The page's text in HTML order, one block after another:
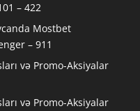
– 422
Mostbet
– 911
və Promo-Aksiyalar
və Promo-Aksiyalar